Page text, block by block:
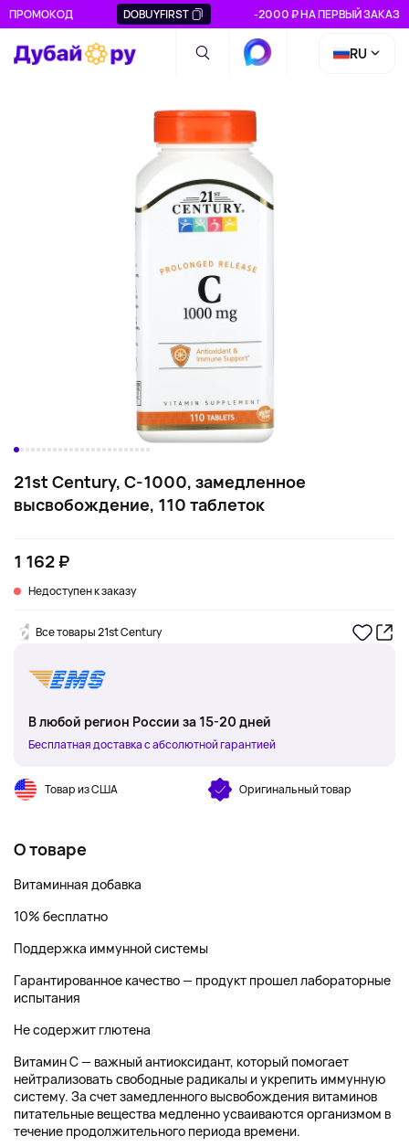
ПРОМОКОД DOBUYFIRST -2000 ₽ НА ПЕРВЫЙ ЗАКАЗ
RU
21st Century, С-1000, замедленное
высвобождение, 110 таблеток
1 162 ₽
Недоступен к заказу
Все товары 21st Century
В любой регион России за 15-20 дней
Бесплатная доставка с абсолютной гарантией
Товар из США Оригинальный товар
О товаре
Витаминная добавка
10% бесплатно
Поддержка иммунной системы
Гарантированное качество — продукт прошел лабораторные
испытания
Не содержит глютена
Витамин С — важный антиоксидант, который помогает
нейтрализовать свободные радикалы и укрепить иммунную
систему. За счет замедленного высвобождения витаминов
питательные вещества медленно усваиваются организмом в
течение продолжительного периода времени.